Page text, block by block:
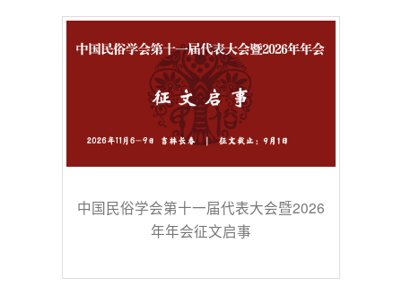
中国民俗学会第十一届代表大会暨2026
年年会征文启事